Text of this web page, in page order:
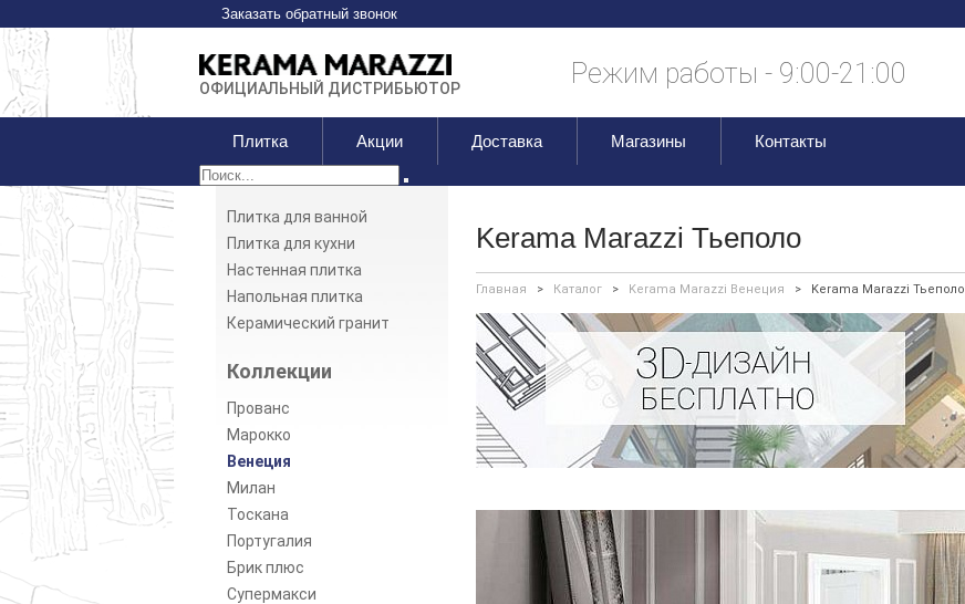
Заказать обратный звонок
ОФИЦИАЛЬНЫЙ ДИСТРИБЬЮТОР Режим работы - 9:00-21:00
Плитка Акции Доставка Магазины Контакты
Плитка для ванной
Плитка для кухни
Настенная плитка
Напольная плитка
Керамический гранит
Коллекции
Прованс
Марокко
Венеция
Милан
Тоскана
Португалия
Брик плюс
Супермакси
Kerama Marazzi Тьеполо
Главная > Каталог > Kerama Marazzi Венеция > Kerama Marazzi Тьеполо